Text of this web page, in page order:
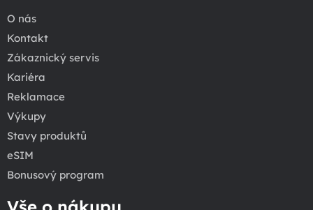
O nás
Kontakt
Zákaznický servis
Kariéra
Reklamace
Výkupy
Stavy produktů
eSIM
Bonusový program